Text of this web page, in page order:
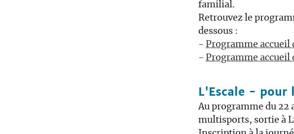
familial.
Retrouvez le
dessous :
- Programme accueil
- Programme
L'Escale - pour
Au programme du 22
multisports, sortie à